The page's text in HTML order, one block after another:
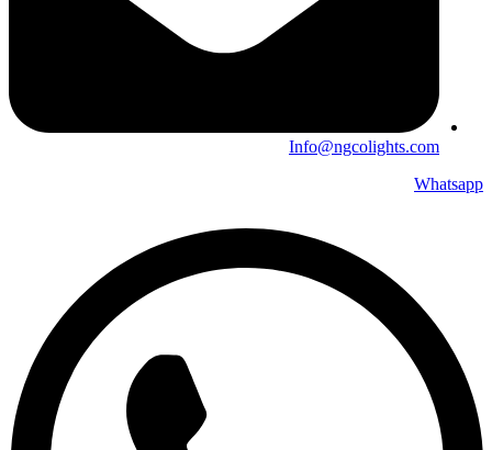
Info@ngcolights.com
Whatsapp